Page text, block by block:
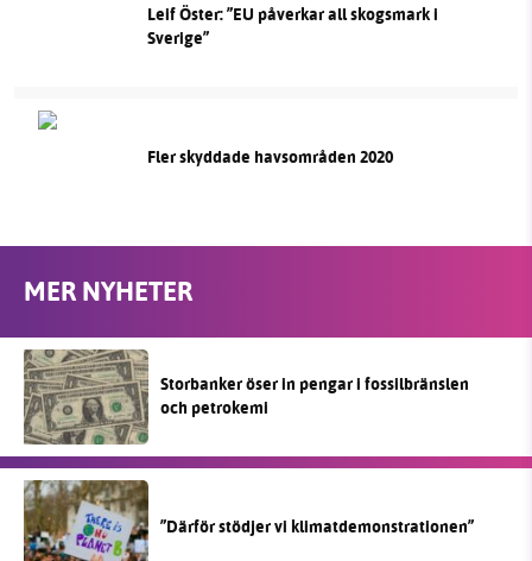
Leif Öster: ”EU påverkar all skogsmark i
Sverige”
Fler skyddade havsområden 2020
MER NYHETER
Storbanker öser in pengar i fossilbränslen
och petrokemi
”Därför stödjer vi klimatdemonstrationen”